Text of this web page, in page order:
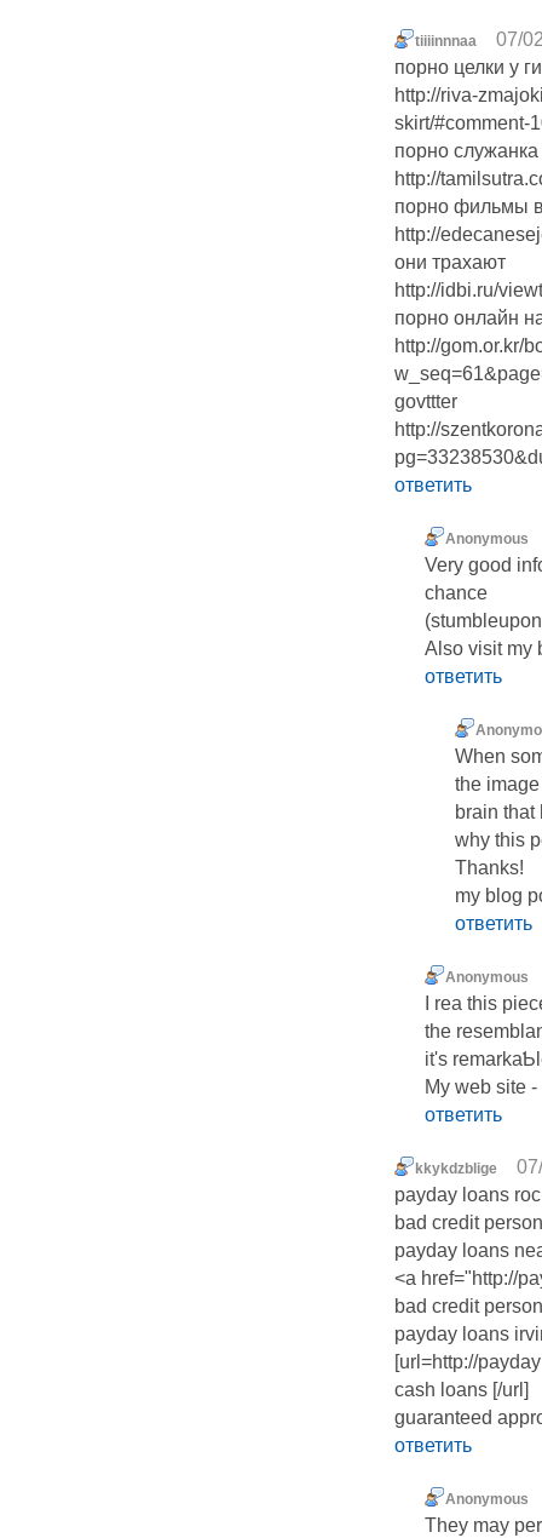
tiiiinnnaa
07/
порно целки у
http://riva-
skirt/#comment-
порно
http://
порно фильмы
http://
они трахают
http://idbi.ru/
порно онлайн
http://gom.or.kr/
govttter
http://
ответить
Anonymous
Very good
chance
Also visit my
ответить
When
the
brain that
ᴡhy tһis
Thanks!
my blog
ответить
Anonymous
Ӏ rеa this
the
it's
My web site -
ответить
kkykdzblige
payday loans
bad credit
payday loans
<a href="http://
bad credit
payday loans
[url=http://
cash loans [/url]
guaranteed
ответить
Anonymous
They may